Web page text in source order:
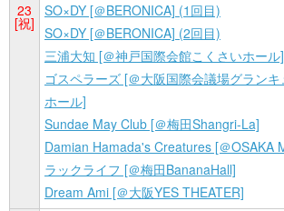
23
[祝]
SO×DY [＠BERONICA] (1回目)
SO×DY [＠BERONICA] (2回目)
三浦大知 [＠神戸国際会館こくさいホール]
ゴスペラーズ [＠大阪国際会議場グラン
ホール]
Sundae May Club [＠梅田Shangri-La]
Damian Hamada's Creatures [＠OSAKA
ラックライフ [＠梅田BananaHall]
Dream Ami [＠大阪YES THEATER]